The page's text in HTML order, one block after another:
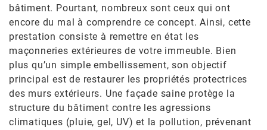
bâtiment. Pourtant, nombreux sont ceux qui ont
encore du mal à comprendre ce concept. Ainsi, cette
prestation consiste à remettre en état les
maçonneries extérieures de votre immeuble. Bien
plus qu’un simple embellissement, son objectif
principal est de restaurer les propriétés protectrices
des murs extérieurs. Une façade saine protège la
structure du bâtiment contre les agressions
climatiques (pluie, gel, UV) et la pollution, prévenant